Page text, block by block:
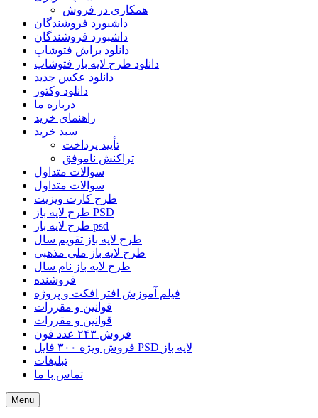
همکاری در فروش
داشبورد فروشندگان
داشبورد فروشندگان
دانلود براش فتوشاپ
دانلود طرح لایه باز فتوشاپ
دانلود عکس جدید
دانلود وکتور
درباره ما
راهنمای خرید
سبد خرید
تأیید پرداخت
تراکنش ناموفق
سوالات متداول
سوالات متداول
طرح کارت ویزیت
طرح لایه باز PSD
طرح لایه باز psd
طرح لایه باز تقویم سال
طرح لایه باز ملی مذهبی
طرح لایه باز نام سال
فروشنده
فیلم آموزش افتر افکت و پروژه
قوانین و مقررات
قوانین و مقررات
فروش ۲۴۳ عدد فون
فروش ویژه ۳۰۰ فایل PSD لایه باز
تبلیغات
تماس با ما
Menu